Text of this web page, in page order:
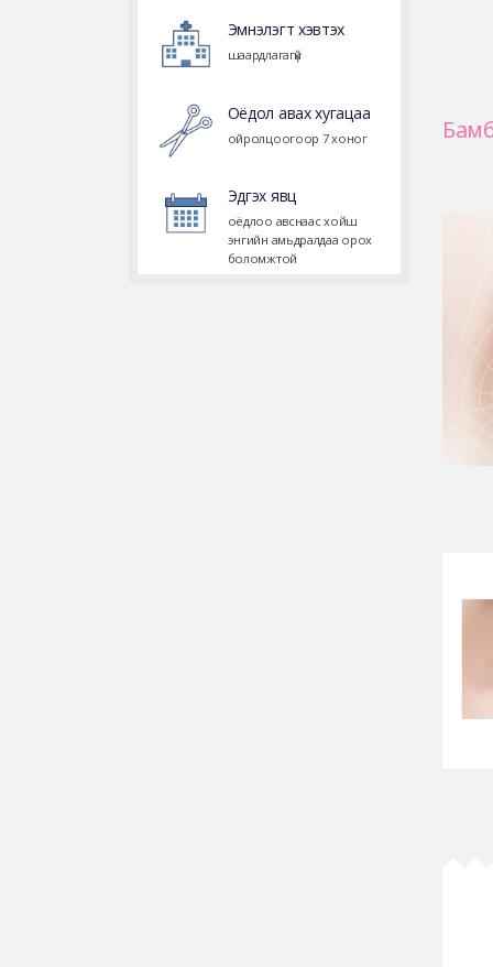
Эмнэлэгт хэвтэх
шаардлагагүй
Оёдол авах хугацаа
ойролцоогоор 7 хоног
Эдгэх явц
оёдлоо авснаас хойш
энгийн амьдралдаа орох
боломжтой